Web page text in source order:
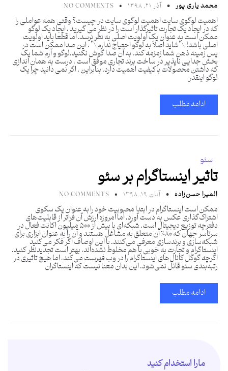
محمد یاری پور آذر ۲۱, ۱۳۹۸ NO COMMENTS
اهمیت لوگوی سایت اهمیت لوگوی سایت در چیست؟ وقتی همه عواملی را
که در ایجاد یک تجارت تاثیرگذار است را در نظر می گیرید ، ایجاد یک لوگو
ممکن است به عنوان یک اولویت اصلی به نظر نرسد. اما قطعا باید اولویت
اصلی باشد! \”شاید اصلاً به لوگو احتیاج ندارم\” ، این صدا ممکن است در
پس زمینه ذهن شما زمزمه کند. به آن صدا گوش نکنید.لوگو و آرم شما یک
بخش جدایی ناپذیر در ساخت برند تجاری موفق است ، درست به همان اندازی
که داشتن محصولات باکیفیت اهمیت دارد. بنابراین ، اگر نمی دانید چرا یک
لوگو اینقدر
ادامه مطلب
سئو
تاثیر اینستاگرام بر سئو
المیرا حسن‌زاده آبان ۱۹, ۱۳۹۸ NO COMMENTS
ممکن است اینستاگرام در ابتدا محبوبیت خود را به عنوان یک سکوی
اشتراک‌گذاری عکس به دست آورد، اما امروزه ارزش آن فراتر از قابلیت‌های
دفترچه توزیع دیجیتال است. شبکه‌ای با بیش از ۵۰۰ میلیون اکانت فعال در
سرتاسر جهان که ۸۰٪ آن متعلق به مشاغل هستند و آن را به عنوان ابزاری برای
شبکه‌سازی و برندسازی معرفی می‌کنند. با این اوصاف اگر فکر می‌کنید
اینستاگرام و تجارت به خوبی با هم مخلوط نشده‌اند، بهتر است تجدیدنظر کنید.
اگرچه گوگل کانال‌های اینستاگرام را در وب فهرست می‌کند، اما هیچ تاثیری در
رتبه‌بندی سئو قائل نمی‌شود. این بدان معنا نیست که اینستاگران
ادامه مطلب
مارا استخدام کنید